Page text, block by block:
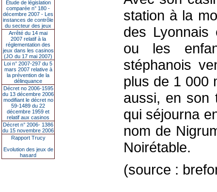
Étude de législation
comparée n° 180 -
décembre 2007 - Les
instances de contrôle
du secteur des jeux
Arrêté du 14 mai
2007 relatif à la
réglementation des
jeux dans les casinos
(JO du 17 mai 2007)
Loi n° 2007-297 du 5
mars 2007 relative à
la prévention de la
délinquance
Décret no 2006-1595
du 13 décembre 2006
modifiant le décret no
59-1489 du 22
décembre 1959 et
relatif aux casinos
Décret n° 2006- 1386
du 15 novembre 2006
Rapport Trucy
Evolution des jeux de
hasard
station à la
des Lyonnais
ou les
stéphanois
plus de 1 000
aussi, en son
qui séjourna
nom de
Noirétable.
(source :